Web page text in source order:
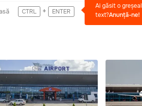
CTRL + ENTER
Ai găsit o
text?Anunță-ne!